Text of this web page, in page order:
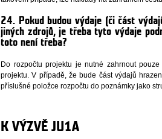
24. Pokud budou výdaje (či část
jiných zdrojů, je třeba tyto výdaje
toto není třeba?
Do rozpočtu projektu je nutné zahrnout
projektu. V případě, že bude část výdajů
příslušné položce rozpočtu do poznámky jako
K VÝZVĚ JU1A